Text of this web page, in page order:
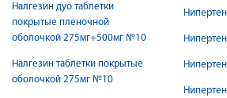
Налгезин дуо таблетки
покрытые пленочной
оболочкой 275мг+500мг №10
Налгезин таблетки покрытые
оболочкой 275мг №10